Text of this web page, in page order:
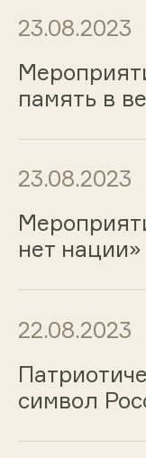
23.08.2023
память в
23.08.2023
нет нации»
22.08.2023
символ